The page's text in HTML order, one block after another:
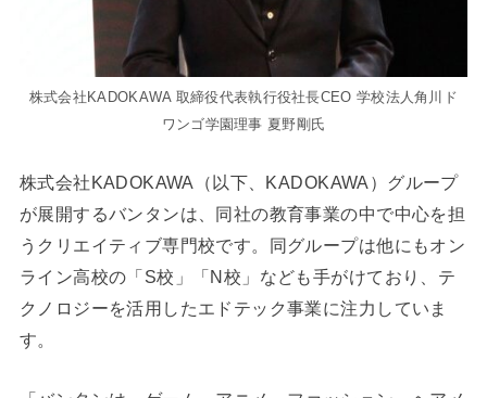
株式会社KADOKAWA 取締役代表執行役社長CEO 学校法人角川ド
ワンゴ学園理事 夏野剛氏
株式会社KADOKAWA（以下、KADOKAWA）グループ
が展開するバンタンは、同社の教育事業の中で中心を担
うクリエイティブ専門校です。同グループは他にもオン
ライン高校の「S校」「N校」なども手がけており、テ
クノロジーを活用したエドテック事業に注力していま
す。